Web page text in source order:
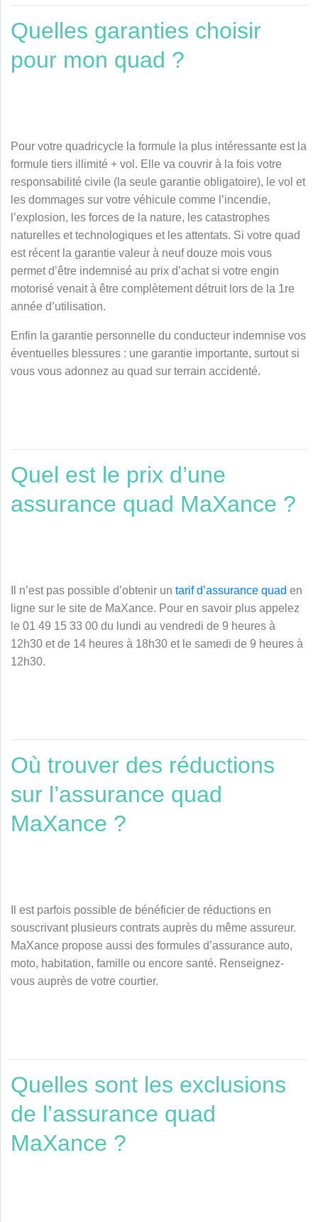
Quelles garanties choisir
pour mon quad ?
Pour votre quadricycle la formule la plus intéressante est la
formule tiers illimité + vol. Elle va couvrir à la fois votre
responsabilité civile (la seule garantie obligatoire), le vol et
les dommages sur votre véhicule comme l’incendie,
l’explosion, les forces de la nature, les catastrophes
naturelles et technologiques et les attentats. Si votre quad
est récent la garantie valeur à neuf douze mois vous
permet d’être indemnisé au prix d’achat si votre engin
motorisé venait à être complètement détruit lors de la 1re
année d’utilisation.
Enfin la garantie personnelle du conducteur indemnise vos
éventuelles blessures : une garantie importante, surtout si
vous vous adonnez au quad sur terrain accidenté.
Quel est le prix d’une
assurance quad MaXance ?
Il n’est pas possible d’obtenir un tarif d’assurance quad en
ligne sur le site de MaXance. Pour en savoir plus appelez
le 01 49 15 33 00 du lundi au vendredi de 9 heures à
12h30 et de 14 heures à 18h30 et le samedi de 9 heures à
12h30.
Où trouver des réductions
sur l’assurance quad
MaXance ?
Il est parfois possible de bénéficier de réductions en
souscrivant plusieurs contrats auprès du même assureur.
MaXance propose aussi des formules d’assurance auto,
moto, habitation, famille ou encore santé. Renseignez-
vous auprès de votre courtier.
Quelles sont les exclusions
de l’assurance quad
MaXance ?